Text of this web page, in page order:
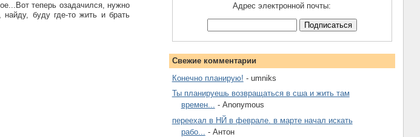
теперь озадачился, нужно
буду где-то жить и брать
Адрес электронной почты:
Свежие комментарии
Конечно планирую! - umniks
Ты планируешь возвращаться в сша и жить там
времен... - Anonymous
переехал в НЙ в феврале. в марте начал искать
рабо...
- Антон